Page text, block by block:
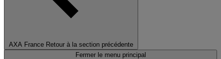
AXA France Retour à la section précédente
Fermer le menu principal